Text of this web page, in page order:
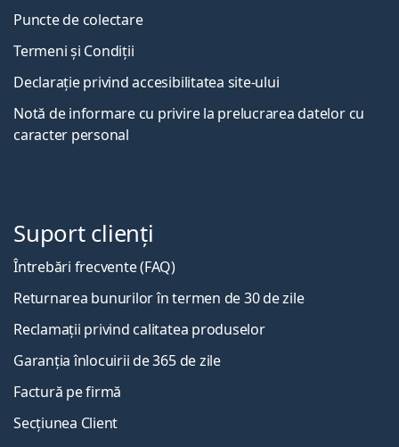
Puncte de colectare
Termeni și Condiții
Declarație privind accesibilitatea site-ului
Notă de informare cu privire la prelucrarea datelor cu
caracter personal
Suport clienți
Întrebări frecvente (FAQ)
Returnarea bunurilor în termen de 30 de zile
Reclamații privind calitatea produselor
Garanția înlocuirii de 365 de zile
Factură pe firmă
Secțiunea Client